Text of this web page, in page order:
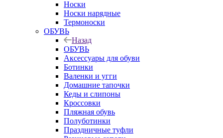
Носки
Носки нарядные
Термоноски
ОБУВЬ
Назад
ОБУВЬ
Аксессуары для обуви
Ботинки
Валенки и угги
Домашние тапочки
Кеды и слипоны
Кроссовки
Пляжная обувь
Полуботинки
Праздничные туфли